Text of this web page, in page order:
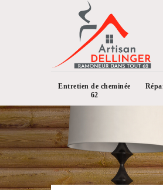
Entretien de cheminée
62